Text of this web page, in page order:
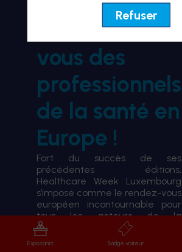
BIENVENUE À HWL26
le rendez-
vous des
professionnels
de la santé en
Europe !
Fort du succès de ses
précédentes éditions,
Healthcare Week Luxembourg
s’impose comme le rendez-vous
européen incontournable pour
tous les acteurs de la
transformation du système de
santé.
Exposants Badge visiteur
Refuser